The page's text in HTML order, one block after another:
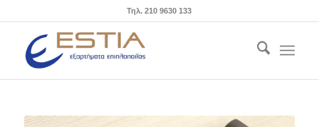
Τηλ. 210 9630 133